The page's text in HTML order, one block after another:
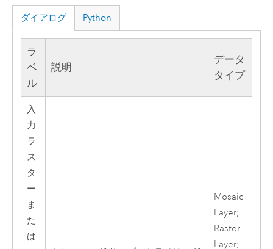
ダイアログ Python
ラ
ベ
ル
説明
データ
タイプ
入
力
ラ
ス
タ
ー
ま
た
は
Mosaic
Layer;
Raster
Layer;